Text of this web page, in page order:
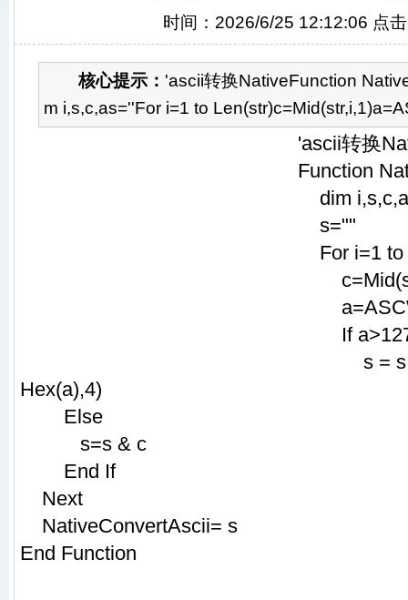
时间：2026/6/25 12:12:06 点
核心提示： 'ascii转换NativeFunction
m i,s,c,as=''For i=1 to
'ascii转换
Function
dim i,s,c,a
s=""
For i=1 to
If a>127
s = s &
Hex(a),4)
Else
s=s & c
End If
Next
NativeConvertAscii= s
End Function